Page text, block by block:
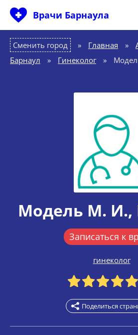
Врачи Барнаула
Сменить город Главная »
Барнаул
» Гинеколог »
Модель М. И.,
Записаться к
гинеколог
Поделиться